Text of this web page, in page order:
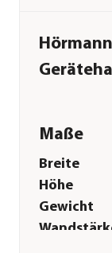
Maße
Breite
Höhe
Gewicht